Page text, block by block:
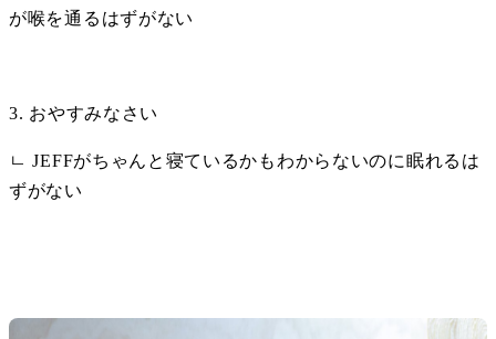
が喉を通るはずがない
3. おやすみなさい
ㄴ JEFFがちゃんと寝ているかもわからないのに眠れるは
ずがない